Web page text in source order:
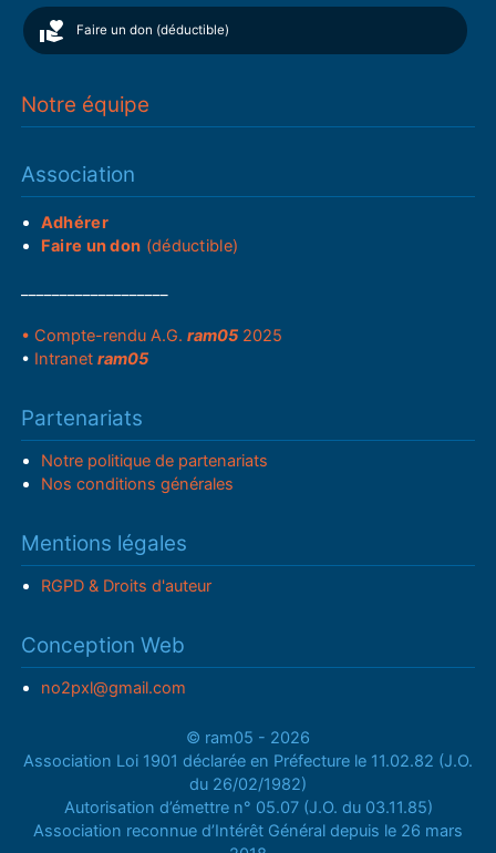
Faire un don (déductible)
Notre équipe
Association
Adhérer
Faire un don (déductible)
• Compte-rendu A.G.ram05 2025
• Intranetram05
Partenariats
Notre politique de partenariats
Nos conditions générales
Mentions légales
RGPD & Droits d'auteur
Conception Web
no2pxl@gmail.com
© ram05 - 2026
Association Loi 1901 déclarée en Préfecture le 11.02.82 (J.O.
du 26/02/1982)
Autorisation d’émettre n° 05.07 (J.O. du 03.11.85)
Association reconnue d’Intérêt Général depuis le 26 mars